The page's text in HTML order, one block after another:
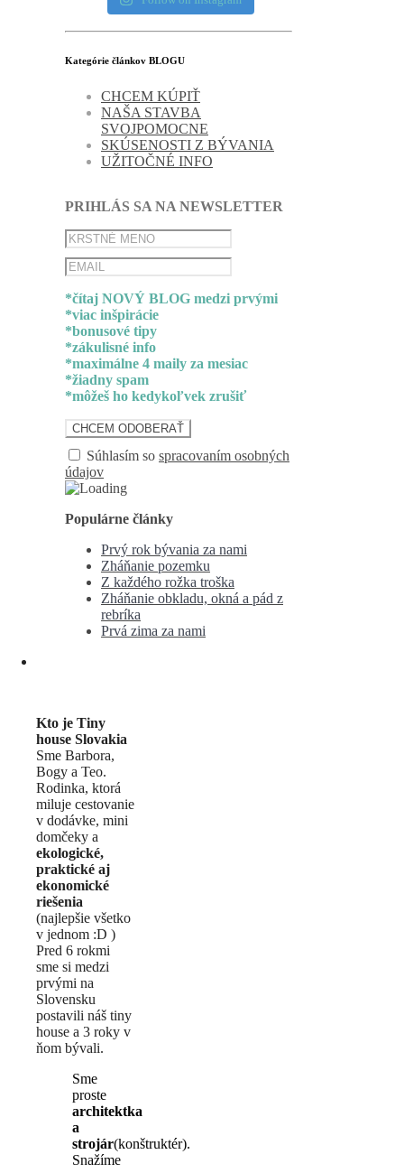
Kategórie článkov BLOGU
CHCEM KÚPIŤ
NAŠA STAVBA
SVOJPOMOCNE
SKÚSENOSTI Z BÝVANIA
UŽITOČNÉ INFO
PRIHLÁS SA NA NEWSLETTER
*čítaj NOVÝ BLOG medzi prvými
*viac inšpirácie
*bonusové tipy
*zákulisné info
*maximálne 4 maily za mesiac
*žiadny spam
*môžeš ho kedykoľvek zrušiť
Súhlasím so spracovaním osobných
údajov
Populárne články
Prvý rok bývania za nami
Zháňanie pozemku
Z každého rožka troška
Zháňanie obkladu, okná a pád z
rebríka
Prvá zima za nami
Kto je Tiny
house Slovakia
Sme Barbora,
Bogy a Teo.
Rodinka, ktorá
miluje cestovanie
v dodávke, mini
domčeky a
ekologické,
praktické aj
ekonomické
riešenia
(najlepšie všetko
v jednom :D )
Pred 6 rokmi
sme si medzi
prvými na
Slovensku
postavili náš tiny
house a 3 roky v
ňom bývali.
Sme
proste
architektka
a
strojár(konštruktér).
Snažíme